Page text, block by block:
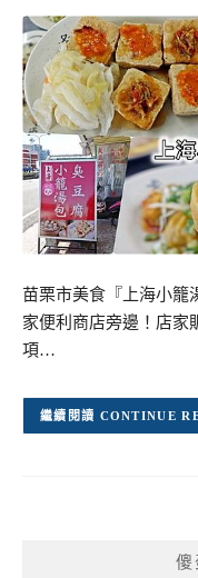
苗栗市美食『上海小籠
家便利商店旁邊！店家
項…
CONTINUE
傻